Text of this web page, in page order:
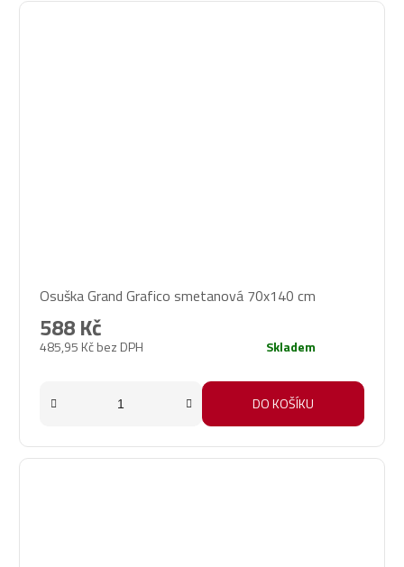
Osuška Grand Grafico smetanová 70x140 cm
485,95 Kč bez DPH
588 Kč
Skladem
DO KOŠÍKU